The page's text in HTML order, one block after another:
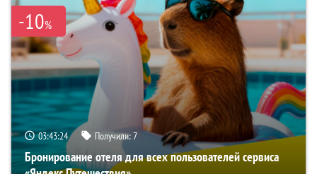
-10%
03:43:23 Получили:7
Бронирование отеля для всех пользователей сервиса